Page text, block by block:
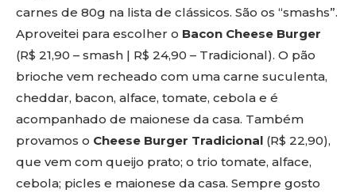
carnes de 80g na lista de clássicos. São os “smashs”.
Aproveitei para escolher o Bacon Cheese Burger
(R$ 21,90 – smash | R$ 24,90 – Tradicional). O pão
brioche vem recheado com uma carne suculenta,
cheddar, bacon, alface, tomate, cebola e é
acompanhado de maionese da casa. Também
provamos o Cheese Burger Tradicional (R$ 22,90),
que vem com queijo prato; o trio tomate, alface,
cebola; picles e maionese da casa. Sempre gosto